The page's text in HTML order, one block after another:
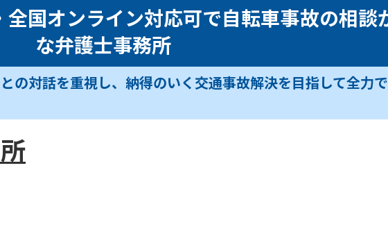
国オンライン対応可で自転車事故の相談
な弁護士事務所
の対話を重視し、納得のいく交通事故解決を目指して全力